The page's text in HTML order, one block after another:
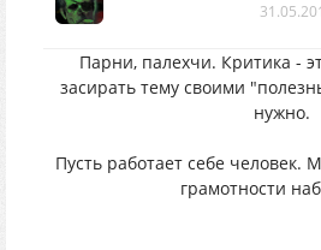
Парни, палехчи. Критика -
засирать тему своими
нужно.
Пусть работает себе человек.
грамотности